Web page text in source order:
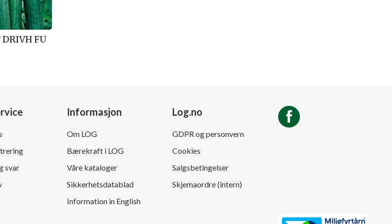
DRIVH FU
svar
Informasjon
Om LOG
Bærekraft i LOG
Våre kataloger
Sikkerhetsdatablad
Information in English
Log.no
GDPR og personvern
Cookies
Salgsbetingelser
Skjemaordre (intern)